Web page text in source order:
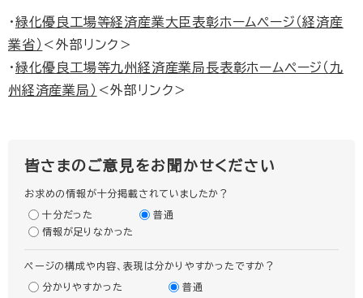
・緑化優良工場等経済産業大臣表彰ホームページ（経済産
業省） ＜外部リンク＞
・緑化優良工場等九州経済産業局長表彰ホームページ（九
州経済産業局） ＜外部リンク＞
皆さまのご意見をお聞かせください
お求めの情報が十分掲載されていましたか？
十分だった
普通
情報が足りなかった
ページの構成や内容、表現は分かりやすかったですか？
分かりやすかった
普通